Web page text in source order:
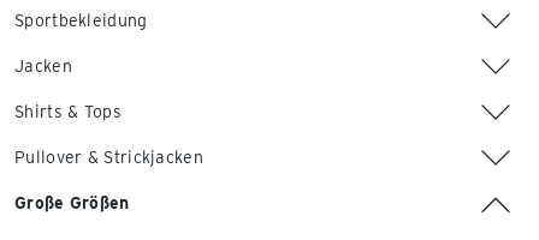
Sportbekleidung
Jacken
Shirts & Tops
Pullover & Strickjacken
Große Größen